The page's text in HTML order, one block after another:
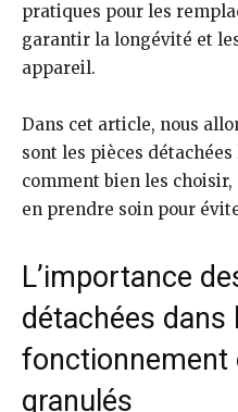
pratiques pour les
garantir la longévité et
appareil.
Dans cet article, nous
sont les pièces
comment bien les
en prendre soin pour
L’importance
détachées dans
fonctionnement
granulés